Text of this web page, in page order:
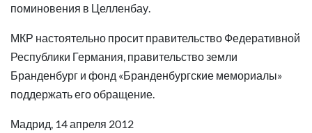
поминовения в Целленбау.
МКР настоятельно просит правительство Федеративной
Республики Германия, правительство земли
Бранденбург и фонд «Бранденбургские мемориалы»
поддержать его обращение.
Мадрид, 14 апреля 2012